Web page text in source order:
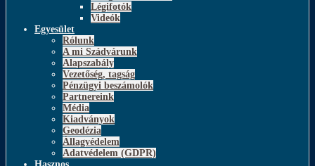
Légifotók
Videók
Egyesület
Rólunk
A mi Szádvárunk
Alapszabály
Vezetőség, tagság
Pénzügyi beszámolók
Partnereink
Média
Kiadványok
Geodézia
Állagvédelem
Adatvédelem (GDPR)